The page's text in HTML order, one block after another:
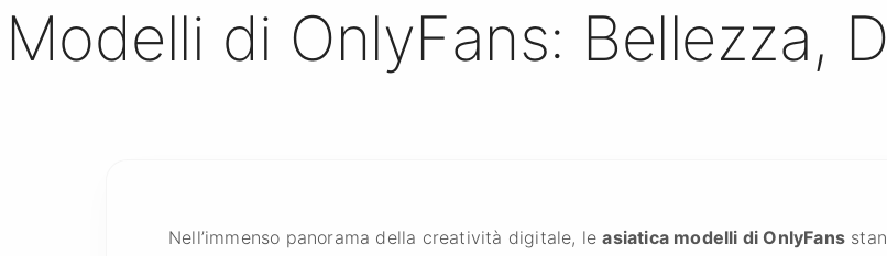
di OnlyFans: Bellezza,
Nell’immenso panorama della creatività digitale, leasiatica modelli di OnlyFans